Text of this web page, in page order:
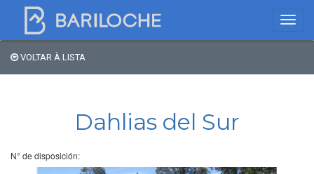
Bariloche
VOLTAR À LISTA
Dahlias del Sur
N° de disposición: